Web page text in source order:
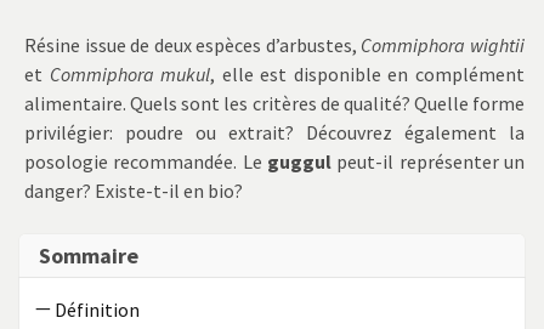
Résine issue de deux espèces d’arbustes, Commiphora wightii
et Commiphora mukul, elle est disponible en complément
alimentaire. Quels sont les critères de qualité? Quelle forme
privilégier: poudre ou extrait? Découvrez également la
posologie recommandée. Le guggul peut-il représenter un
danger? Existe-t-il en bio?
Sommaire
— Définition